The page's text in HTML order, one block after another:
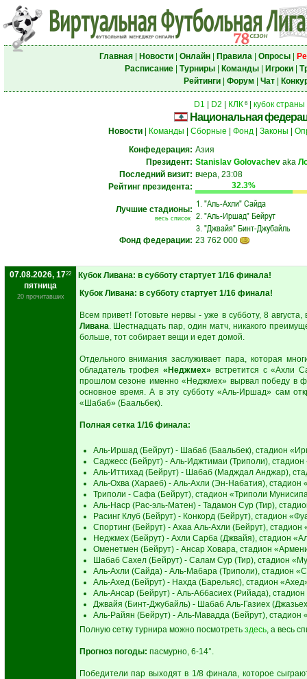
Главная| Новости| Онлайн| Правила| Опросы|
Расписание| Турниры| Команды| Игроки|
Рейтинги| Форум Чат|
D1 D2 КЛК 6 кубок страны
Национальная
Новости Команды Сборные Фонд Законы
Конфедерация: Азия
Президент: Stanislav Golovachev aka
Последний визит: вчера, 23:08
Рейтинг президента:
32.3%
Лучшие стадионы:
весь список
1. "Аль-Ахли" Сайда
2. "Аль-Иршад" Бейрут
3. "Джвайя" Бинт-Джубайль
Фонд федерации: 23 762 000
07.08.2026, 1722
пятница
20 прочитавших
Кубок Ливана: в субботу стартует 1/16 финала!
Кубок Ливана: в субботу стартует 1/16 финала!
Всем привет! Готовьте нервы - уже в субботу, 8
Ливана. Шестнадцать пар, один матч, никакого
больше, тот собирает вещи и едет домой.
Отдельного внимания заслуживает пара, которая
обладатель трофея «Неджмех» встретится с «Ахли
прошлом сезоне именно «Неджмех» вырвал победу в
основное время. А в эту субботу «Аль-Иршад» сам
«Шабаб» (Баальбек).
Полная сетка 1/16 финала:
Аль-Иршад (Бейрут) - Шабаб (Баальбек), стадион
Саджесс (Бейрут) - Аль-Иджтимаи (Триполи),
Аль-Иттихад (Бейрут) - Шабаб (Мадждал Анджар),
Аль-Охва (Хараеб) - Аль-Ахли (Эн-Набатия), стадион
Триполи - Сафа (Бейрут), стадион «Триполи
Аль-Наср (Рас-эль-Матен) - Тадамон Сур (Тир),
Расинг Клуб (Бейрут) - Конкорд (Бейрут), стадион
Спортинг (Бейрут) - Ахаа Аль-Ахли (Бейрут),
Неджмех (Бейрут) - Ахли Сарба (Джвайя), стадион
Оменетмен (Бейрут) - Ансар Ховара, стадион
Шабаб Сахел (Бейрут) - Салам Сур (Тир), стадион
Аль-Ахли (Сайда) - Аль-Мабара (Триполи), стадион
Аль-Ахед (Бейрут) - Нахда (Барельяс), стадион
Аль-Ансар (Бейрут) - Аль-Аббасиех (Рийада),
Джвайя (Бинт-Джубайль) - Шабаб Аль-Газиех
Аль-Райян (Бейрут) - Аль-Мавадда (Бейрут), стадион
Полную сетку турнира можно посмотреть здесь, а весь
Прогноз погоды: пасмурно, 6-14°.
Победители пар выходят в 1/8 финала, которое